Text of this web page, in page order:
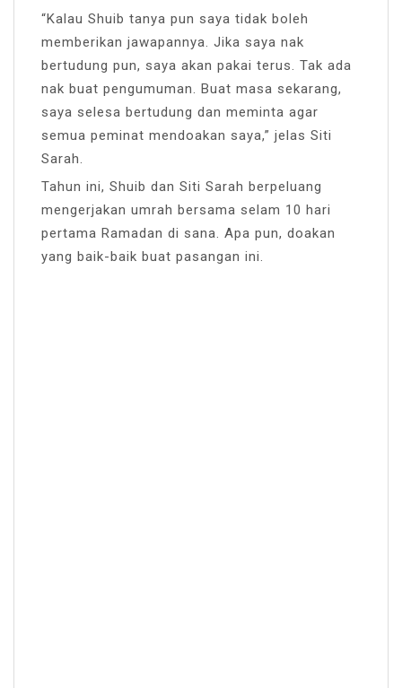
“Kalau Shuib tanya pun saya tidak boleh
memberikan jawapannya. Jika saya nak
bertudung pun, saya akan pakai terus. Tak ada
nak buat pengumuman. Buat masa sekarang,
saya selesa bertudung dan meminta agar
semua peminat mendoakan saya,” jelas Siti
Sarah.
Tahun ini, Shuib dan Siti Sarah berpeluang
mengerjakan umrah bersama selam 10 hari
pertama Ramadan di sana. Apa pun, doakan
yang baik-baik buat pasangan ini.